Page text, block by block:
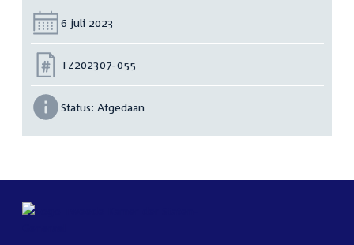
Datum:
6 juli 2023
Nummer:
TZ202307-055
Status: Afgedaan